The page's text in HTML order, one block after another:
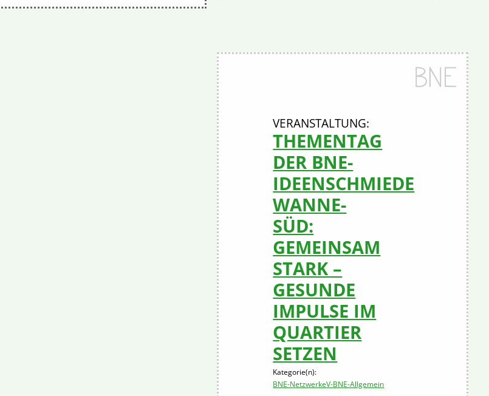
THEMENTAG
DER BNE-
IDEENSCHMIEDE
WANNE-
SÜD:
GEMEINSAM
STARK –
GESUNDE
IMPULSE IM
QUARTIER
SETZEN
Kategorie(n):
BNE-NetzwerkeV-BNE-Allgemein